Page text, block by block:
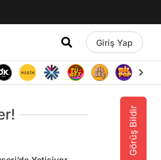
Giriş Yap
Görüş Bildir